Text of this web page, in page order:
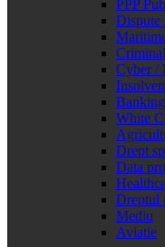
PPP
Dispute
Cyber /
Banking
White
Drept
Data
Dreptul
Mediu
Aviatie